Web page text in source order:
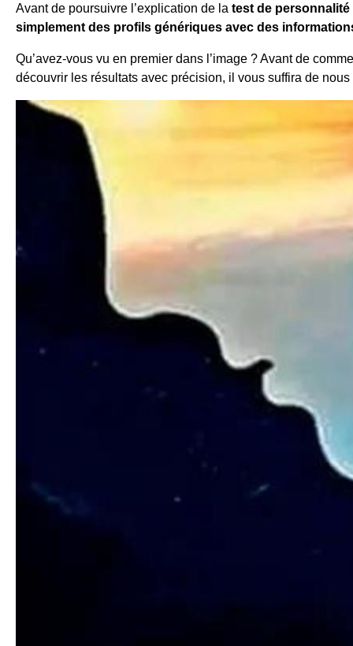
Avant de poursuivre l’explication de la test de personnalité
simplement des profils génériques avec des
Qu’avez-vous vu en premier dans l’image ? Avant de
découvrir les résultats avec précision, il vous suffira de